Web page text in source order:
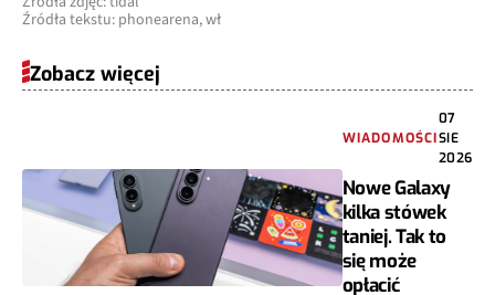
Źródła tekstu: phonearena, wł
Zobacz więcej
WIADOMOŚCI
07
SIE
2026
Nowe Galaxy
kilka stówek
taniej. Tak to
się może
opłacić